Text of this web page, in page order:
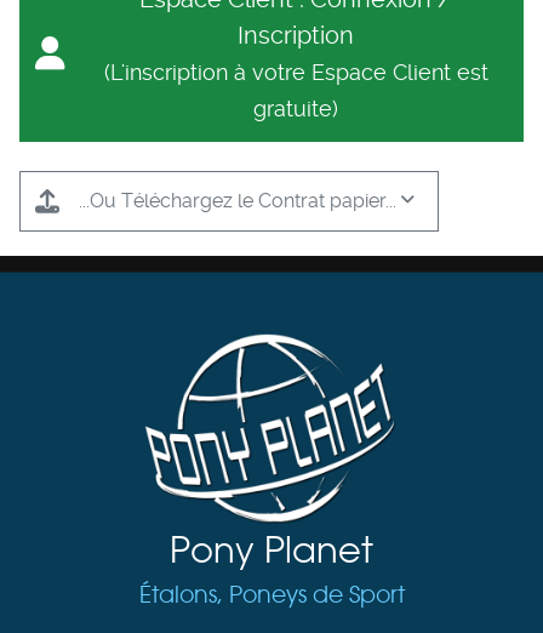
Inscription
(L'inscription à votre Espace Client est
gratuite)
...Ou Téléchargez le Contrat papier...
Pony Planet
Étalons, Poneys de Sport